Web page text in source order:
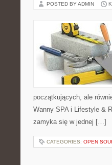
POSTED BY ADMIN
początkujących, ale
Wanny SPA i Lifestyle &
zamyka się w jednej […]
CATEGORIES: OPEN